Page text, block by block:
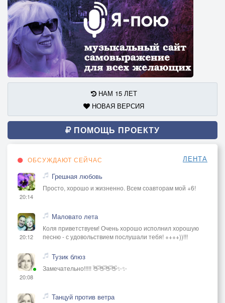
НАМ 15 ЛЕТ
НОВАЯ ВЕРСИЯ
ПОМОЩЬ ПРОЕКТУ
ОБСУЖДАЮТ СЕЙЧАС ЛЕНТА
20:14
Грешная любовь
Просто, хорошо и жизненно. Всем соавторам мой +6!
20:12
Маловато лета
Коля приветствуем! Очень хорошо исполнил хорошую
песню - с удовольствием послушали тебя! ++++))!!!
20:08
Тузик блюз
Замечательно!!!!! 👋👋👋👋✨✨
Танцуй против ветра